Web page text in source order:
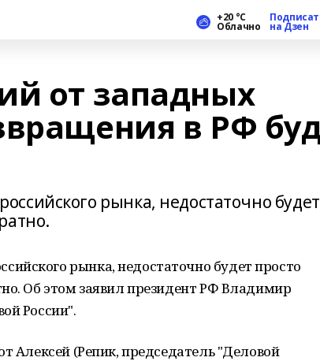
+20 °С
Облачно на Дзен
от западных
в РФ
рынка, недостаточно
рынка, недостаточно будет просто
Об этом заявил президент РФ Владимир
России".
Алексей (Репик, председатель "Деловой